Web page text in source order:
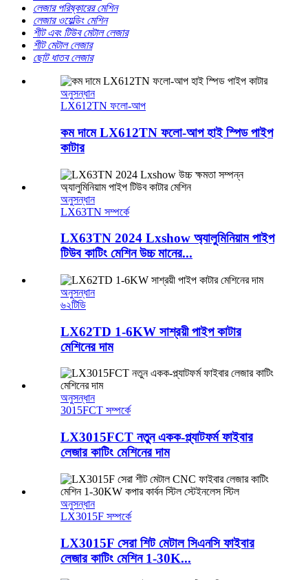
লেজার পরিষ্কারের মেশিন
লেজার ওয়েল্ডিং মেশিন
শীট এবং টিউব মেটাল লেজার
শীট মেটাল লেজার
ছোট ধাতব লেজার
অনুসন্ধান
LX612TN ফলো-আপ
কম দামে LX612TN ফলো-আপ হাই স্পিড পাইপ
কাটার
অনুসন্ধান
LX63TN সম্পর্কে
LX63TN 2024 Lxshow অ্যালুমিনিয়াম পাইপ
টিউব কাটিং মেশিন উচ্চ মানের...
অনুসন্ধান
৬২টিডি
LX62TD 1-6KW সাশ্রয়ী পাইপ কাটার
মেশিনের দাম
অনুসন্ধান
3015FCT সম্পর্কে
LX3015FCT নতুন একক-প্ল্যাটফর্ম ফাইবার
লেজার কাটিং মেশিনের দাম
অনুসন্ধান
LX3015F সম্পর্কে
LX3015F সেরা শিট মেটাল সিএনসি ফাইবার
লেজার কাটিং মেশিন 1-30K...